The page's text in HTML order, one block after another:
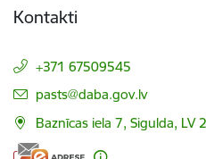
Kontakti
+371 67509545
E-pasts:
pasts@daba.gov.lv
Baznīcas iela 7, Sigulda, LV